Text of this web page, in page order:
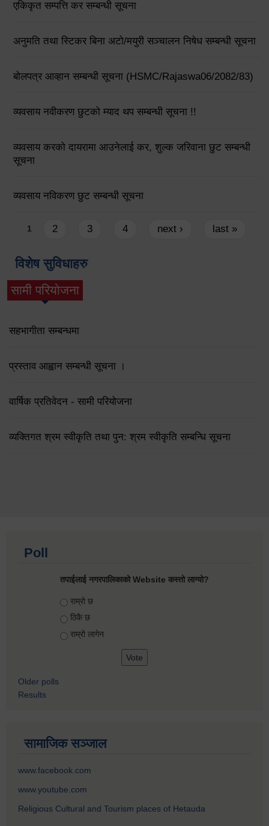
एकिकृत सम्पत्ति कर सम्बन्धी सूचना
अनुमति तथा स्टिकर बिना अटो/मयुरी सञ्चालन निषेध सम्बन्धी सूचना
बोलपत्र आव्हान सम्बन्धी सूचना (HSMC/Rajaswa06/2082/83)
व्यवसाय नवीकरण छुटको म्याद थप सम्बन्धी सूचना !!
व्यवसाय करको दायरामा आउनेलाई कर, शुल्क जरिवाना छुट सम्बन्धी
सूचना
व्यवसाय नविकरण छुट सम्बन्धी सूचना
Pages
1 2 3 4 next › last »
विशेष सुविधाहरु
सामी परियोजना
(active tab)
सहभागीता सम्बन्धमा
प्रस्ताव आह्वान सम्बन्धी सूचना ।
वार्षिक प्रतिवेदन - सामी परियोजना
व्यक्तिगत श्रम स्वीकृति तथा पुन: श्रम स्वीकृति सम्बन्धि सूचना
Poll
तपाईलाई नगरपालिकाको Website कस्तो लाग्यो?
Choices
राम्रो छ
ठिकै छ
राम्रो लागेन
Older polls
Results
सामाजिक सञ्जाल
www.facebook.com
www.youtube.com
Religious Cultural and Tourism places of Hetauda